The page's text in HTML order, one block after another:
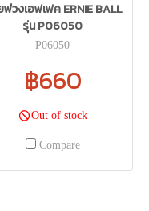
วงเอฟเฟค ERNIE BALL
รุ่น P06050
P06050
฿660
Out of stock
Compare